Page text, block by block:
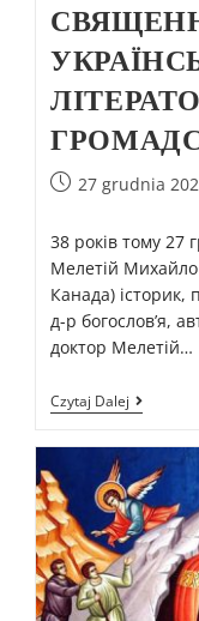
27 grudnia
38 років тому 27
Мелетій
Канада) історик,
д-р богослов’я,
доктор Мелетій…
Czytaj Dalej